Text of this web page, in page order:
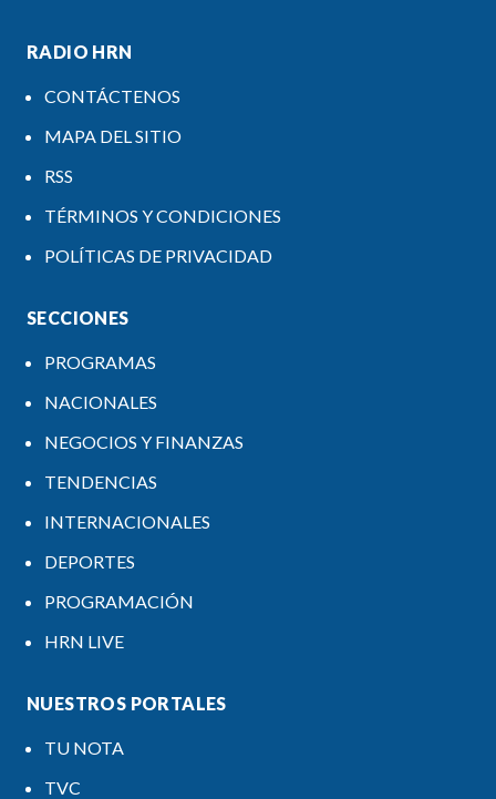
RADIO HRN
CONTÁCTENOS
MAPA DEL SITIO
RSS
TÉRMINOS Y CONDICIONES
POLÍTICAS DE PRIVACIDAD
SECCIONES
PROGRAMAS
NACIONALES
NEGOCIOS Y FINANZAS
TENDENCIAS
INTERNACIONALES
DEPORTES
PROGRAMACIÓN
HRN LIVE
NUESTROS PORTALES
TU NOTA
TVC